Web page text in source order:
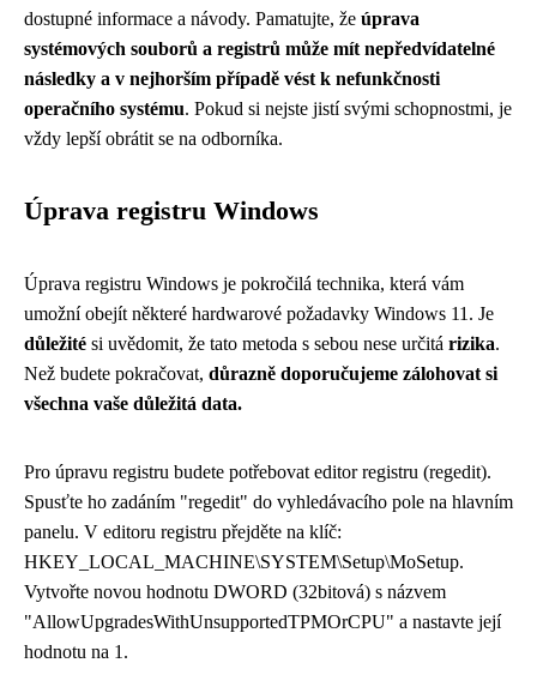
dostupné informace a návody. Pamatujte, že úprava
systémových souborů a registrů může mít nepředvídatelné
následky a v nejhorším případě vést k nefunkčnosti
operačního systému. Pokud si nejste jistí svými schopnostmi, je
vždy lepší obrátit se na odborníka.
Úprava registru Windows
Úprava registru Windows je pokročilá technika, která vám
umožní obejít některé hardwarové požadavky Windows 11. Je
důležité si uvědomit, že tato metoda s sebou nese určitá rizika.
Než budete pokračovat, důrazně doporučujeme zálohovat si
všechna vaše důležitá data.
Pro úpravu registru budete potřebovat editor registru (regedit).
Spusťte ho zadáním "regedit" do vyhledávacího pole na hlavním
panelu. V editoru registru přejděte na klíč:
HKEY_LOCAL_MACHINE\SYSTEM\Setup\MoSetup.
Vytvořte novou hodnotu DWORD (32bitová) s názvem
"AllowUpgradesWithUnsupportedTPMOrCPU" a nastavte její
hodnotu na 1.